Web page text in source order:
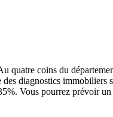
quatre coins du
des diagnostics immobiliers
Vous pourrez prévoir